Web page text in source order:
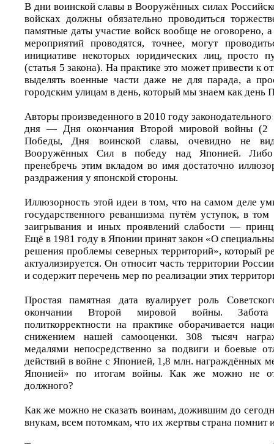
В дни воинской славы в Вооружённых силах
войсках должны обязательно проводиться
памятные даты участие войск вообще не оговорено,
мероприятий проводятся, точнее, могут
инициативе некоторых юридических лиц, просто
(статья 5 закона). На практике это может привести к
выделять военные части даже не для парада, а
городским улицам в день, который мы знаем как день
Авторы произведенного в 2010 году
дня — Дня окончания Второй мировой войны (2
Победы, Дня воинской славы, очевидно не
Вооружённых Сил в победу над Японией.
пренебречь этим вкладом во имя достаточно
раздражения у японской стороны.
Иллюзорность этой идеи в том, что на самом деле
государственного реваншизма путём уступок, в том
заигрывания и иных проявлений слабости —
Ещё в 1981 году в Японии принят закон «О
решения проблемы северных территорий», который
актуализируется. Он относит часть территории
и содержит перечень мер по реализации этих
Простая памятная дата вуалирует роль
окончании Второй мировой войны.
политкорректности на практике оборачивается
снижением нашей самооценки. 308 тысяч
медалями непосредственно за подвиги и боевые
действий в войне с Японией, 1,8 млн. награждённых
Японией» по итогам войны. Как же можно не
должного?
Как же можно не сказать воинам, дожившим до
внукам, всем потомкам, что их жертвы страна помнит